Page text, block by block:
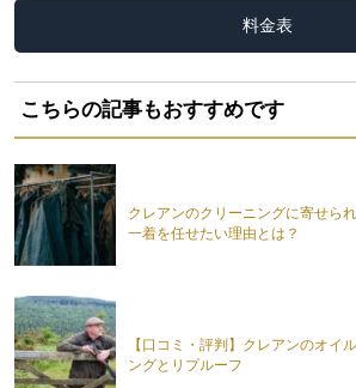
料金表
こちらの記事もおすすめです
クレアンのクリーニングに寄せら
一着を任せたい理由とは？
【口コミ・評判】クレアンのオイ
ングとリプルーフ